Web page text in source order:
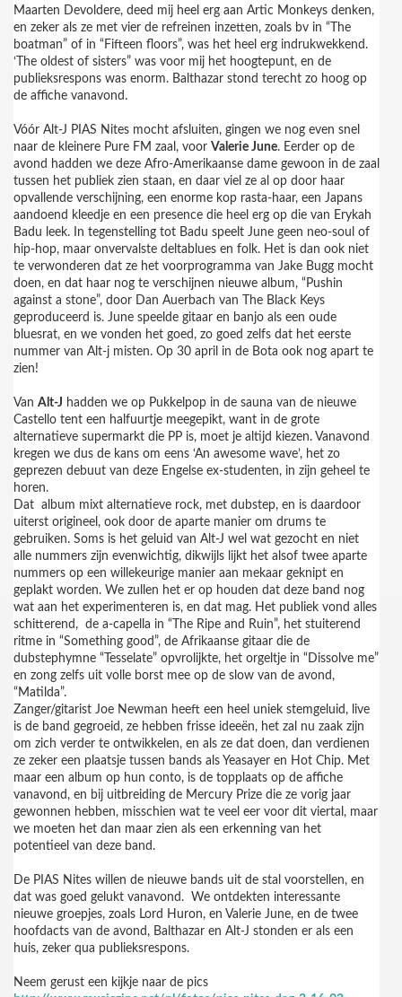
Maarten Devoldere, deed mij heel erg aan Artic Monkeys denken,
en zeker als ze met vier de refreinen inzetten, zoals bv in “The
boatman” of in “Fifteen floors”, was het heel erg indrukwekkend.
‘The oldest of sisters” was voor mij het hoogtepunt, en de
publieksrespons was enorm. Balthazar stond terecht zo hoog op
de affiche vanavond.
Vóór Alt-J PIAS Nites mocht afsluiten, gingen we nog even snel
naar de kleinere Pure FM zaal, voor Valerie June. Eerder op de
avond hadden we deze Afro-Amerikaanse dame gewoon in de zaal
tussen het publiek zien staan, en daar viel ze al op door haar
opvallende verschijning, een enorme kop rasta-haar, een Japans
aandoend kleedje en een presence die heel erg op die van Erykah
Badu leek. In tegenstelling tot Badu speelt June geen neo-soul of
hip-hop, maar onvervalste deltablues en folk. Het is dan ook niet
te verwonderen dat ze het voorprogramma van Jake Bugg mocht
doen, en dat haar nog te verschijnen nieuwe album, “Pushin
against a stone”, door Dan Auerbach van The Black Keys
geproduceerd is. June speelde gitaar en banjo als een oude
bluesrat, en we vonden het goed, zo goed zelfs dat het eerste
nummer van Alt-j misten. Op 30 april in de Bota ook nog apart te
zien!
Van Alt-J hadden we op Pukkelpop in de sauna van de nieuwe
Castello tent een halfuurtje meegepikt, want in de grote
alternatieve supermarkt die PP is, moet je altijd kiezen. Vanavond
kregen we dus de kans om eens ‘An awesome wave’, het zo
geprezen debuut van deze Engelse ex-studenten, in zijn geheel te
horen.
Dat album mixt alternatieve rock, met dubstep, en is daardoor
uiterst origineel, ook door de aparte manier om drums te
gebruiken. Soms is het geluid van Alt-J wel wat gezocht en niet
alle nummers zijn evenwichtig, dikwijls lijkt het alsof twee aparte
nummers op een willekeurige manier aan mekaar geknipt en
geplakt worden. We zullen het er op houden dat deze band nog
wat aan het experimenteren is, en dat mag. Het publiek vond alles
schitterend, de a-capella in “The Ripe and Ruin”, het stuiterend
ritme in “Something good”, de Afrikaanse gitaar die de
dubstephymne “Tesselate” opvrolijkte, het orgeltje in “Dissolve me”
en zong zelfs uit volle borst mee op de slow van de avond,
“Matilda”.
Zanger/gitarist Joe Newman heeft een heel uniek stemgeluid, live
is de band gegroeid, ze hebben frisse ideeën, het zal nu zaak zijn
om zich verder te ontwikkelen, en als ze dat doen, dan verdienen
ze zeker een plaatsje tussen bands als Yeasayer en Hot Chip. Met
maar een album op hun conto, is de topplaats op de affiche
vanavond, en bij uitbreiding de Mercury Prize die ze vorig jaar
gewonnen hebben, misschien wat te veel eer voor dit viertal, maar
we moeten het dan maar zien als een erkenning van het
potentieel van deze band.
De PIAS Nites willen de nieuwe bands uit de stal voorstellen, en
dat was goed gelukt vanavond.
We ontdekten interessante
nieuwe groepjes, zoals Lord Huron, en Valerie June, en de twee
hoofdacts van de avond, Balthazar en Alt-J stonden er als een
huis, zeker qua publieksrespons.
Neem gerust een kijkje naar de pics